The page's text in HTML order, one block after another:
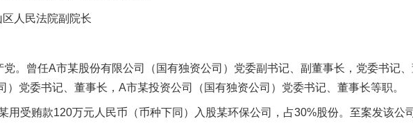
人民法院副院长
曾任A市某股份有限公司（国有独资公司）党委副书记、副董事长，党委书记
党委书记、董事长，A市某投资公司（国有独资公司）党委书记、董事长等职。
受贿款120万元人民币（币种下同）入股某环保公司，占30%股份。至案发该公